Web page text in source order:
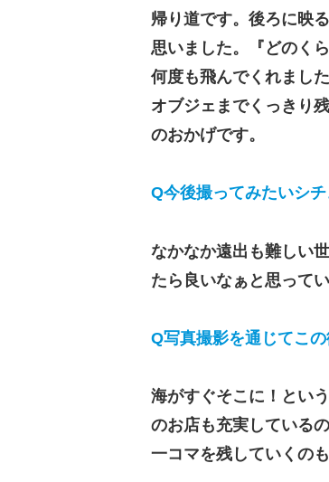
帰り道です。後ろに映
思いました。『どのく
何度も飛んでくれまし
オブジェまでくっきり
のおかげです。
Q今後撮ってみたいシ
なかなか遠出も難しい
たら良いなぁと思ってい
Q写真撮影を通じてこ
海がすぐそこに！とい
のお店も充実している
一コマを残していくの